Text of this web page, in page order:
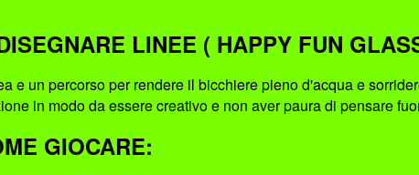
LINEE ( HAPPY FUN
e un percorso per rendere il bicchiere pieno d'acqua e
in modo da essere creativo e non aver paura di pensare
GIOCARE: